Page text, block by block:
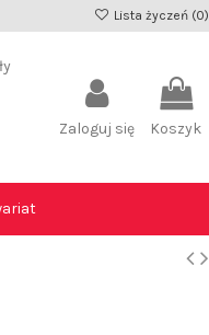
Lista życzeń (0)
Zaloguj się Koszyk